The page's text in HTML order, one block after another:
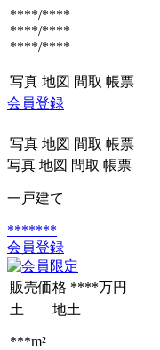
****/****
****/****
****/****
写真 地図 間取 帳票
会員登録
写真 地図 間取 帳票
写真 地図 間取 帳票
一戸建て
*******
会員登録
販売価格 ****万円
土 地土
***m²